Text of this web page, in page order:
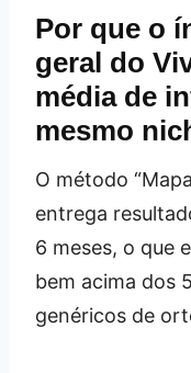
Por que o
geral do
média de
mesmo
O método
entrega
6 meses, o que
bem acima dos
genéricos de